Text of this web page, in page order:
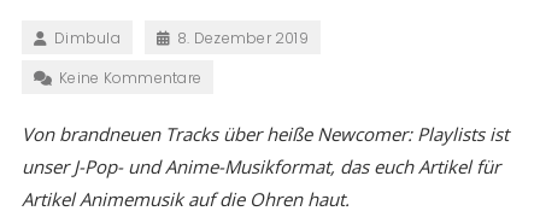
Dimbula
8. Dezember 2019
Keine Kommentare
Von brandneuen Tracks über heiße Newcomer: Playlists ist
unser J-Pop- und Anime-Musikformat, das euch Artikel für
Artikel Animemusik auf die Ohren haut.